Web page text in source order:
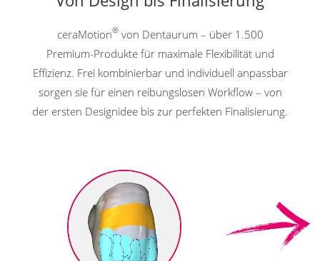
ceraMotion®von Dentaurum – über 1.500
Premium-Produkte für maximale Flexibilität und
Effizienz. Frei kombinierbar und individuell anpassbar
sorgen sie für einen reibungslosen Workflow – von
der ersten Designidee bis zur perfekten Finalisierung.